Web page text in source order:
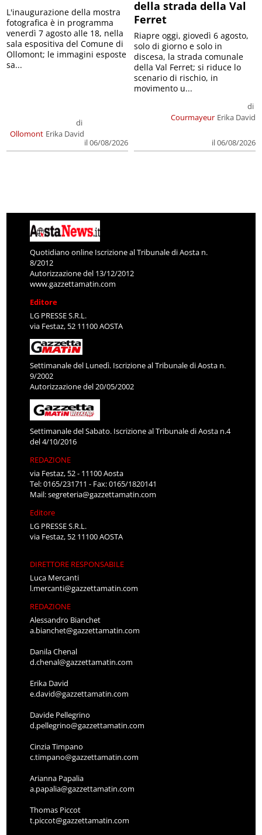
Ollomont
di
Erika David
il 06/08/2026
L'inaugurazione della mostra
fotografica è in programma
venerdì 7 agosto alle 18, nella
sala espositiva del Comune di
Ollomont; le immagini esposte
sa...
della strada della Val
Ferret
Courmayeur
di
Erika David
il 06/08/2026
Riapre oggi, giovedì 6 agosto,
solo di giorno e solo in
discesa, la strada comunale
della Val Ferret; si riduce lo
scenario di rischio, in
movimento u...
Quotidiano online Iscrizione al Tribunale di Aosta n.
8/2012
Autorizzazione del 13/12/2012
www.gazzettamatin.com
Editore
LG PRESSE S.R.L.
via Festaz, 52 11100 AOSTA
Settimanale del Lunedì. Iscrizione al Tribunale di Aosta n.
9/2002
Autorizzazione del 20/05/2002
Settimanale del Sabato. Iscrizione al Tribunale di Aosta n.4
del 4/10/2016
REDAZIONE
via Festaz, 52 - 11100 Aosta
Tel: 0165/231711 - Fax: 0165/1820141
Mail:segreteria@gazzettamatin.com
Editore
LG PRESSE S.R.L.
via Festaz, 52 11100 AOSTA
DIRETTORE RESPONSABILE
Luca Mercanti
l.mercanti@gazzettamatin.com
REDAZIONE
Alessandro Bianchet
a.bianchet@gazzettamatin.com
Danila Chenal
d.chenal@gazzettamatin.com
Erika David
e.david@gazzettamatin.com
Davide Pellegrino
d.pellegrino@gazzettamatin.com
Cinzia Timpano
c.timpano@gazzettamatin.com
Arianna Papalia
a.papalia@gazzettamatin.com
Thomas Piccot
t.piccot@gazzettamatin.com